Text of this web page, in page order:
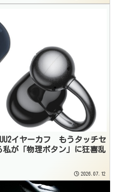
UU2イヤーカフ もうタッチセ
私が「物理ボタン」に狂喜乱
2026.07.12